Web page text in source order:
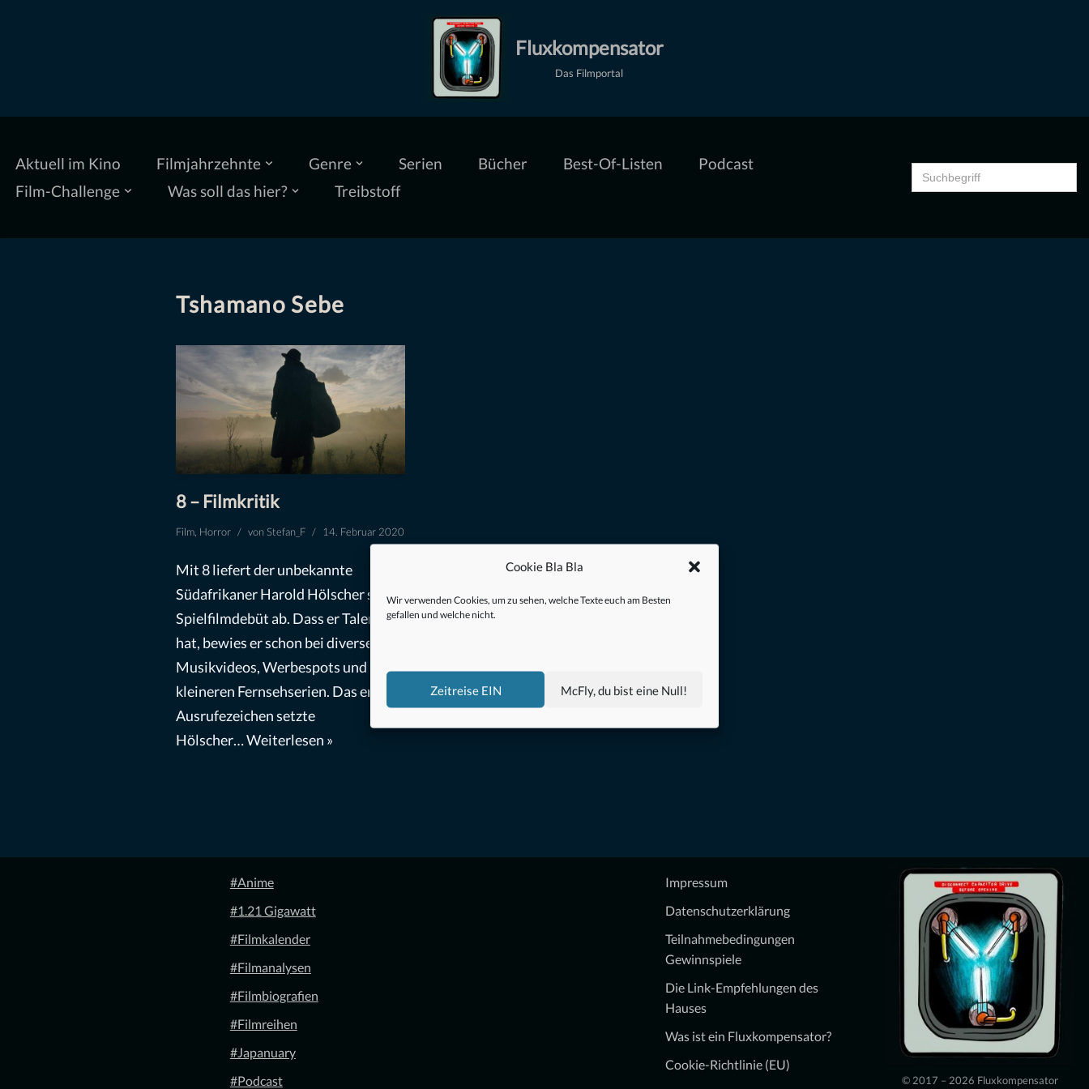
Cookie Bla Bla
Wir verwenden Cookies, um zu sehen, welche Texte euch am Besten
gefallen und welche nicht.
Zeitreise EIN McFly, du bist eine Null!
Fluxkompensator
Das Filmportal
Aktuell im Kino Filmjahrzehnte Genre Serien Bücher Best-Of-Listen
Podcast
Film-Challenge
Was soll das hier? Treibstoff
Search
for:
Tshamano Sebe
8 – Filmkritik
Film, Horror vonStefan_F 14. Februar 2020
Mit 8 liefert der unbekannte
Südafrikaner Harold Hölscher sein
Spielfilmdebüt ab. Dass er Talent
hat, bewies er schon bei diversen
Musikvideos, Werbespots und
kleineren Fernsehserien. Das erste
Ausrufezeichen setzte
Hölscher…Weiterlesen »
#Anime
#1.21 Gigawatt
#Filmkalender
#Filmanalysen
#Filmbiografien
#Filmreihen
#Japanuary
#Podcast
Impressum
Datenschutzerklärung
Teilnahmebedingungen
Gewinnspiele
Die Link-Empfehlungen des
Hauses
Was ist ein Fluxkompensator?
Cookie-Richtlinie (EU)
© 2017 – 2026 Fluxkompensator